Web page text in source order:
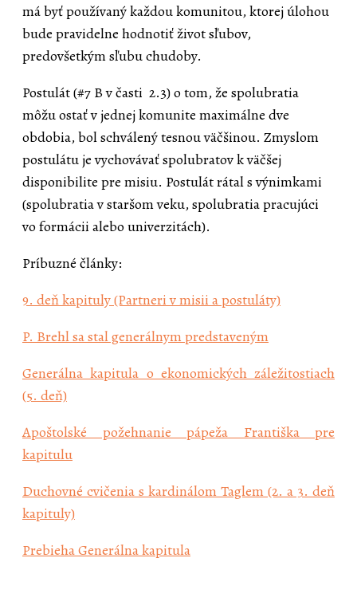
má byť používaný každou komunitou, ktorej úlohou
bude pravidelne hodnotiť život sľubov,
predovšetkým sľubu chudoby.
Postulát (#7 B v časti 2.3) o tom, že spolubratia
môžu ostať v jednej komunite maximálne dve
obdobia, bol schválený tesnou väčšinou. Zmyslom
postulátu je vychovávať spolubratov k väčšej
disponibilite pre misiu. Postulát rátal s výnimkami
(spolubratia v staršom veku, spolubratia pracujúci
vo formácii alebo univerzitách).
Príbuzné články:
9. deň kapituly (Partneri v misii a postuláty)
P. Brehl sa stal generálnym predstaveným
Generálna kapitula o ekonomických záležitostiach
(5. deň)
Apoštolské požehnanie pápeža Františka pre
kapitulu
Duchovné cvičenia s kardinálom Taglem (2. a 3. deň
kapituly)
Prebieha Generálna kapitula